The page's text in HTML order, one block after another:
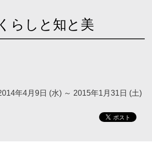
らしと知と美
年4月9日 (水) ～ 2015年1月31日 (土)